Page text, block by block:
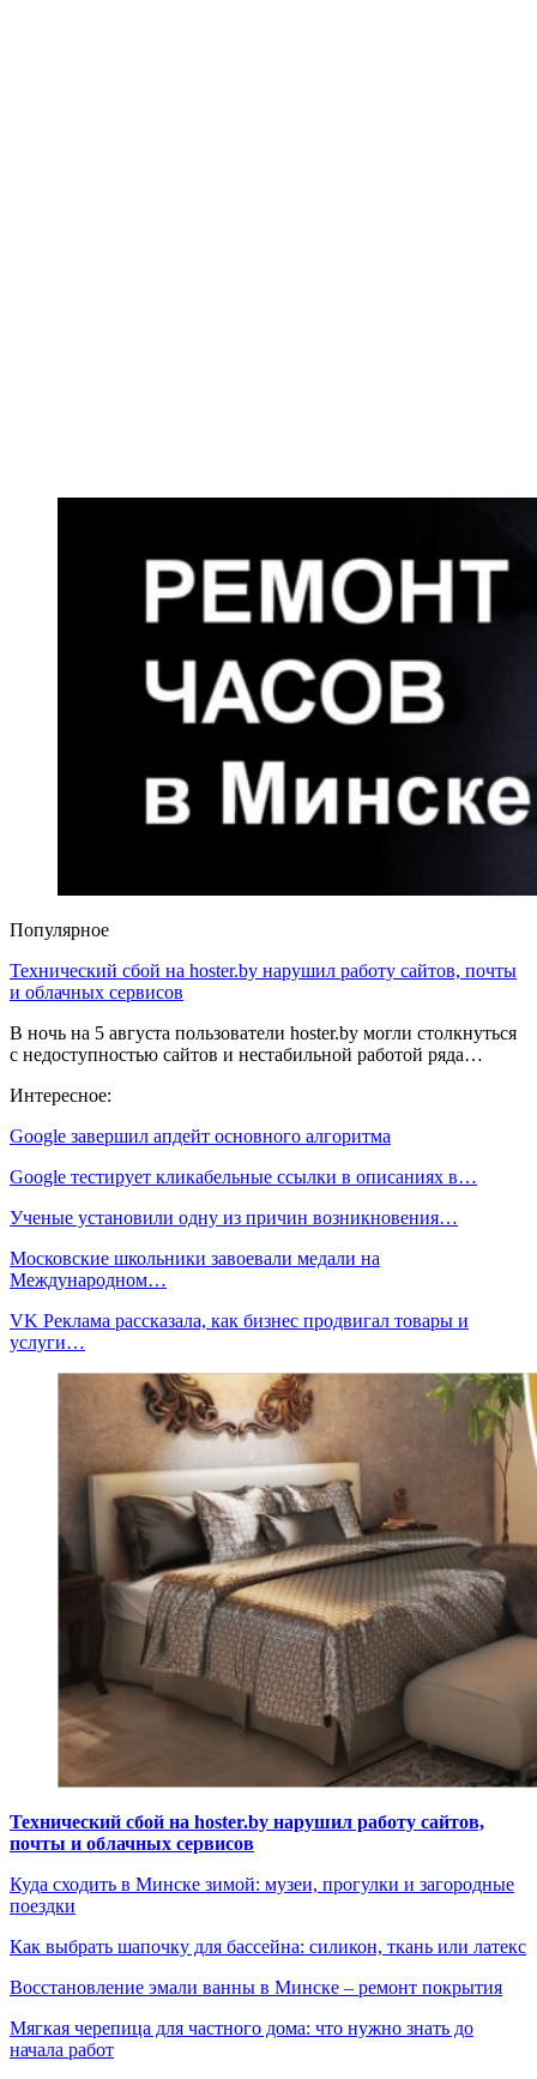
Популярное
Технический сбой на hoster.by нарушил работу сайтов, почты
и облачных сервисов
В ночь на 5 августа пользователи hoster.by могли столкнуться
с недоступностью сайтов и нестабильной работой ряда…
Интересное:
Google завершил апдейт основного алгоритма
Google тестирует кликабельные ссылки в описаниях в…
Ученые установили одну из причин возникновения…
Московские школьники завоевали медали на
Международном…
VK Реклама рассказала, как бизнес продвигал товары и
услуги…
Технический сбой на hoster.by нарушил работу сайтов,
почты и облачных сервисов
Куда сходить в Минске зимой: музеи, прогулки и загородные
поездки
Как выбрать шапочку для бассейна: силикон, ткань или латекс
Восстановление эмали ванны в Минске – ремонт покрытия
Мягкая черепица для частного дома: что нужно знать до
начала работ